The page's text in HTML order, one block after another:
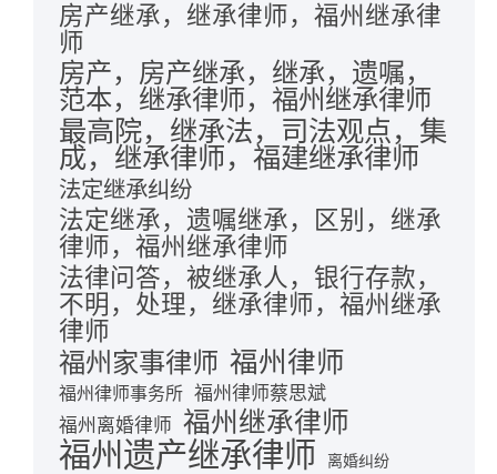
房产继承，继承律师，福州继承律
师
房产，房产继承，继承，遗嘱，
范本，继承律师，福州继承律师
最高院，继承法，司法观点，集
成，继承律师，福建继承律师
法定继承纠纷
法定继承，遗嘱继承，区别，继承
律师，福州继承律师
法律问答，被继承人，银行存款，
不明，处理，继承律师，福州继承
律师
福州家事律师 福州律师
福州律师事务所 福州律师蔡思斌
福州离婚律师 福州继承律师
福州遗产继承律师 离婚纠纷